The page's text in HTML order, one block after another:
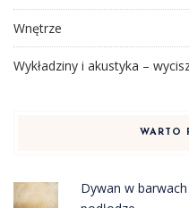
Wnętrze
Wykładziny i akustyka –
WARTO
Dywan w